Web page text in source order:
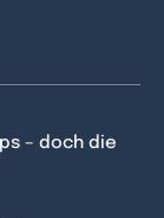
– doch die